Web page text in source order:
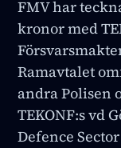
FMV har
kronor med
Ramavtalet
andra Polisen
TEKONF:s vd
Defence